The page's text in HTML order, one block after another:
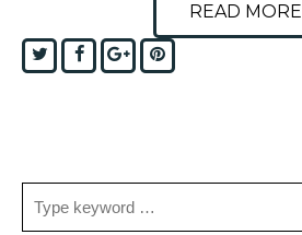
READ MORE
TwitterFacebook
Google+Pinterest